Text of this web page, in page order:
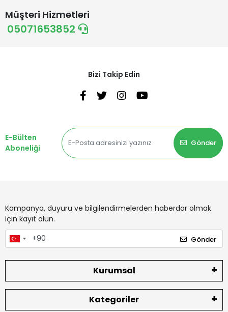
Müşteri Hizmetleri
05071653852
Bizi Takip Edin
E-Bülten
Aboneliği
Gönder
Kampanya, duyuru ve bilgilendirmelerden haberdar olmak
için kayıt olun.
Gönder
Kurumsal
Kategoriler